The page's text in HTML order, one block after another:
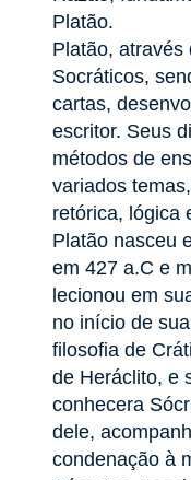
Platão.
Platão, através
Socráticos,
cartas,
escritor. Seus
métodos de
variados
retórica, lógica
Platão nasceu
em 427 a.C e
lecionou em
no início de
filosofia de
de Heráclito, e
conhecera
dele,
condenação à